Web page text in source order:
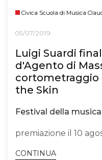
Civica Scuola di Musica
05/07/2019
Luigi Suardi
d'Agento di
cortometraggio
the Skin
Festival della
premiazione il 10
CONTINUA